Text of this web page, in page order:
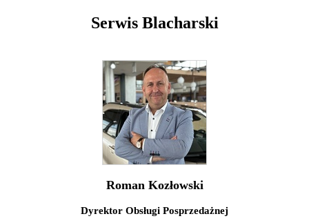
Serwis Blacharski
Roman Kozłowski
Dyrektor Obsługi Posprzedażnej